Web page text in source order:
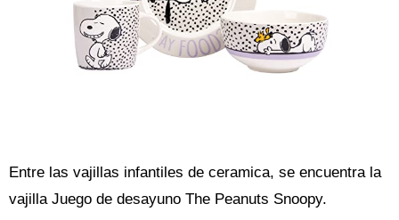
Entre las vajillas infantiles de ceramica, se encuentra la
vajilla Juego de desayuno The Peanuts Snoopy.